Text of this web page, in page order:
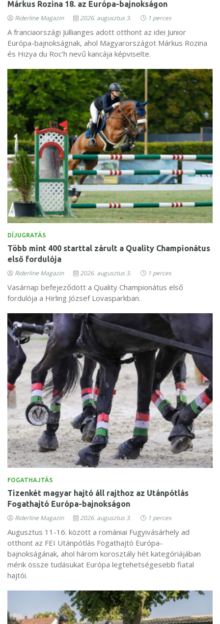
Márkus Rozina 18. az Európa-bajnokságon
Riderline Magazin 2026. augusztus 3. 1 perces
A franciaországi Jullianges adott otthont az idei Junior
Európa-bajnokságnak, ahol Magyarországot Márkus Rozina
és Hizya du Roc’h nevű kancája képviselte.
DÍJUGRATÁS
Több mint 400 starttal zárult a Quality Championátus
első fordulója
Riderline Magazin 2026. augusztus 3. 1 perces
Vasárnap befejeződött a Quality Championátus első
fordulója a Hirling József Lovasparkban.
FOGATHAJTÁS
Tizenkét magyar hajtó áll rajthoz az Utánpótlás
Fogathajtó Európa-bajnokságon
Riderline Magazin 2026. augusztus 3. 1 perces
Augusztus 11-16. között a romániai Fugyivásárhely ad
otthont az FEI Utánpótlás Fogathajtó Európa-
bajnokságának, ahol három korosztály hét kategóriájában
mérik össze tudásukat Európa legtehetségesebb fiatal
hajtói.